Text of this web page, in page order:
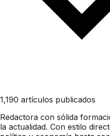
1,190 artículos publicados
Redactora con sólida
la actualidad. Con estilo